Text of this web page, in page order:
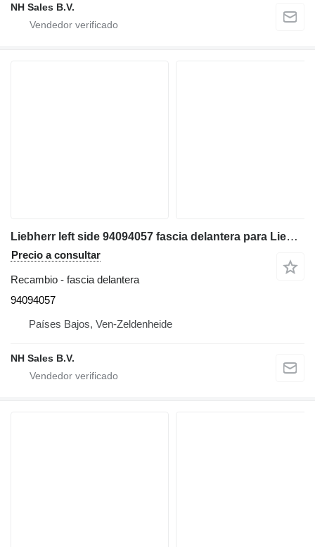
NH Sales B.V.
Liebherr left side 94094057 fascia delantera para Liebherr LH18, LH22, LH24, LH26 excavadora
Precio a consultar
Recambio - fascia delantera
94094057
Países Bajos, Ven-Zeldenheide
NH Sales B.V.